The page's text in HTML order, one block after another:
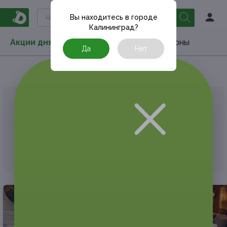
Акции дня Товары Туризм РестоКупоны
Вы находитесь в городе
Калининград?
Да Нет
АКЦИЯ, КОТОРУЮ ВЫ ИСКАЛИ, ЗАВЕРШЕНА.
К сожалению, выгодные акции быстро